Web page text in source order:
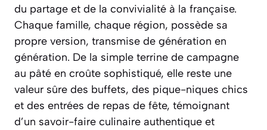
du partage et de la convivialité à la française.
Chaque famille, chaque région, possède sa
propre version, transmise de génération en
génération. De la simple terrine de campagne
au pâté en croûte sophistiqué, elle reste une
valeur sûre des buffets, des pique-niques chics
et des entrées de repas de fête, témoignant
d’un savoir-faire culinaire authentique et